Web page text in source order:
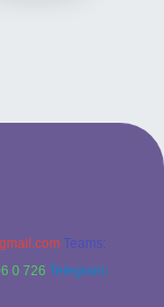
Teams:
0 726 Telegram: